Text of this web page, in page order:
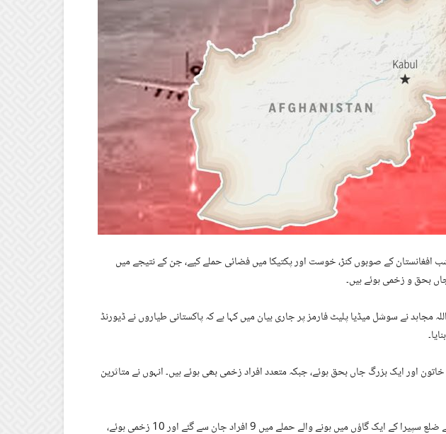
افغانستان کے صوبوں کنڑ، خوست اور پکتیکا میں فضائی حملے کیے، جن کے نتیجے میں
بحق و زخمی ہوئے ہیں۔
مجاہد نے سوشل میڈیا پلیٹ فارمز پر جاری بیان میں کہا ہے کہ پاکستانی طیاروں نے ڈیورنڈ
میں 11 بچے، ایک خاتون اور ایک بزرگ جاں بحق ہوئے، جبکہ متعدد افراد زخمی بھی ہوئے ہیں۔ انہوں نے متاثرین
طالبان حکام کے مطابق صوبہ خوست کے ضلع سپیرا کے ایک گاؤں میں ہونے والے حملے میں 9 افراد جان سے گئے اور 10 زخمی ہوئے،